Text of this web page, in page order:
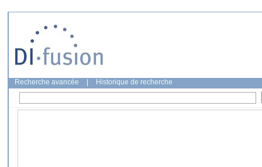
Recherche avancée Historique de recherche